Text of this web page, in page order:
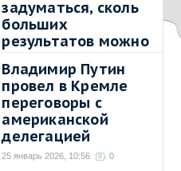
задуматься, сколь
больших
результатов можно
было бы добиться
при наличии
дипотношений с
Россией
16 февраль 2026, 21:05
→
Владимир Путин
провел в Кремле
переговоры с
американской
делегацией
25 январь 2026, 10:56 0